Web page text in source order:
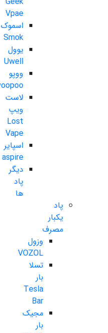
Vpae
اسموک
Smok
یوول
Uwell
ووپو
لاست
ویپ
Lost
Vape
اسپایر
aspire
دیگر
پاد
ها
پاد
یکبار
مصرف
وزول
VOZOL
تسلا
بار
Tesla
Bar
مجیک
بار